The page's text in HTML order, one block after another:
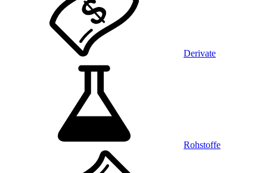
Derivate
Rohstoffe